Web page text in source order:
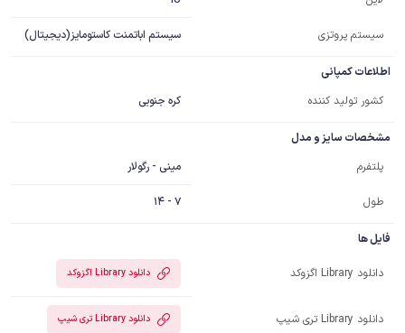
سیستم پروتزی سیستم اباتمنت کاستومایز(دیجیتال)
اطلاعات کمپانی
کشور تولید کننده
کره جنوبی
مشخصات سایز و مدل
پلتفرم
مینی - رگولار
طول 7 - 14
فایل ها
دانلود Library اگزوکد دانلود Library اگزوکد
دانلود Library تری شیپ دانلود Library تری شیپ